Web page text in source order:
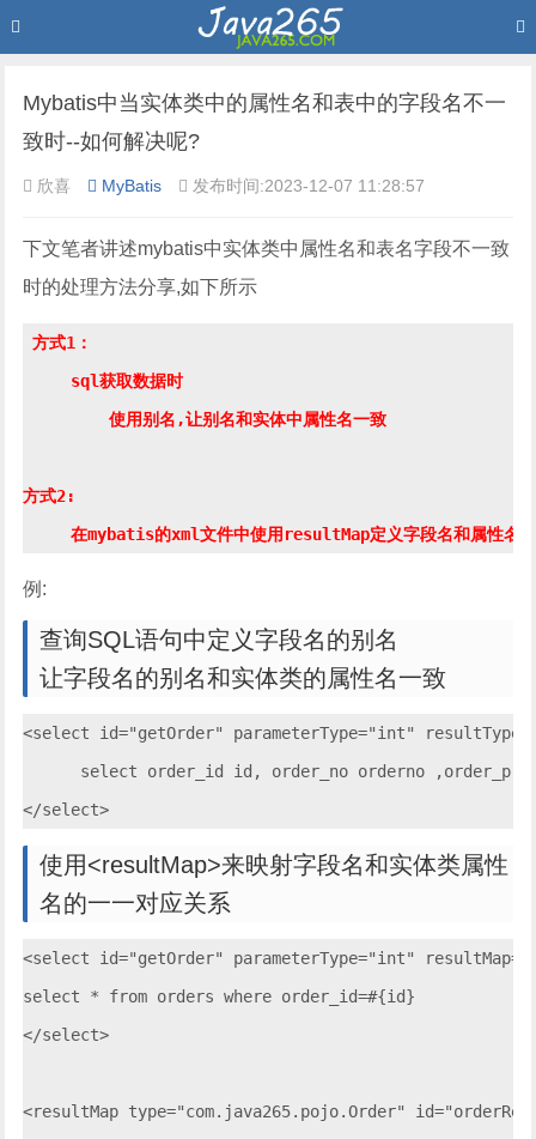
Mybatis中当实体类中的属性名和表中的字段名不一
致时--如何解决呢?
欣喜 MyBatis 发布时间:2023-12-07 11:28:57
下文笔者讲述mybatis中实体类中属性名和表名字段不一致
时的处理方法分享,如下所示
方式1：
     sql获取数据时
         使用别名,让别名和实体中属性名一致
方式2:
例:
查询SQL语句中定义字段名的别名
让字段名的别名和实体类的属性名一致
<select id="getOrder" parameterType="int"
select order_id id, order_no orderno
使用<resultMap>来映射字段名和实体类属性
名的一一对应关系
<select id="getOrder" parameterType="int"
select * from orders where order_id=#{id}
</select>
<resultMap type="com.java265.pojo.Order"